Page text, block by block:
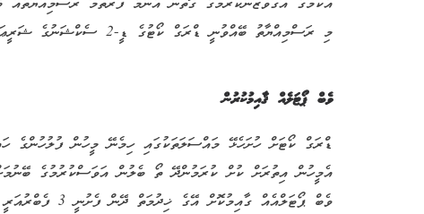
މި ރަސްމިއްޔާތު ބޭއްވުނީ ޑްރަގް ކޯޓުގެ ޑީ-2 ސެކްޝަނުގެ ޝަރީޢަތް ކުރާ މާލަމުގައެވެ.
ވެބް ޕޯޓަލެއް ޤާއިމުކުރުން
ޑްރަގް ކޯޓަށް ހުށަހެޅޭ މައްސަލަތަކުގައި ހިމެނޭ މީހުން ފުލުހުންގެ
އެމީހުން އިތުރަށް ކުށް ކުރަމުންދޭ ތޯ ބެލުން އަވަސްކުރުމުގެ
ވެބް ޕޯޓަލްއެއް ގާއިމުކޮށް އޭގެ ޚިދުމަތް ދޭން ފެށުނީ 3 ފެބްރުއަރީ 2014 ގައެވެ.